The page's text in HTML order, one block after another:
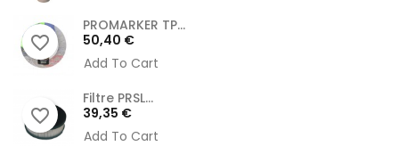
PROMARKER TP...
Prix
50,40 €
Add To Cart
favorite_border
Filtre PRSL...
Prix
39,35 €
Add To Cart
favorite_border